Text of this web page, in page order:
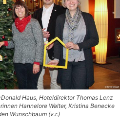
Haus, Hoteldirektor Thomas Lenz
Hannelore Walter, Kristina Benecke
Wunschbaum (v.r.)